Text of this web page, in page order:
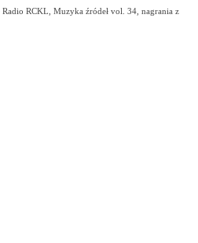
Radio RCKL, Muzyka źródeł vol. 34, nagrania z